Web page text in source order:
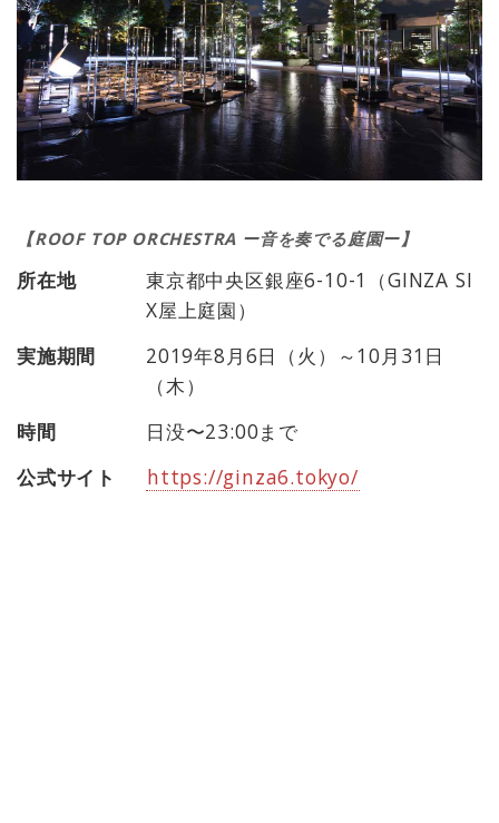
所在地
東京都中央区銀座6-10-1（GINZA SI
X屋上庭園）
実施期間
2019年8月6日（火）～10月31日
（木）
時間
日没〜23:00まで
公式サイト
https://ginza6.tokyo/
【ROOF TOP ORCHESTRA ー音を奏でる庭園ー】